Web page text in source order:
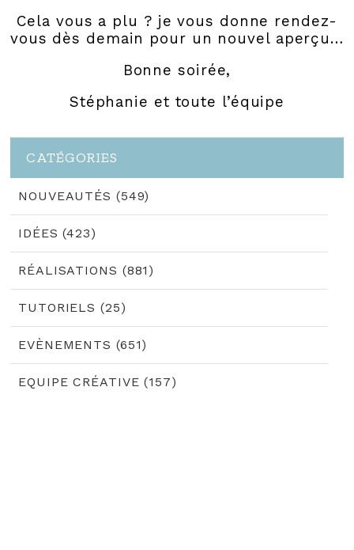
Cela vous a plu ? je vous donne rendez-
vous dès demain pour un nouvel aperçu…
Bonne soirée,
Stéphanie et toute l’équipe
CATÉGORIES
NOUVEAUTÉS (549)
IDÉES (423)
RÉALISATIONS (881)
TUTORIELS (25)
EVÈNEMENTS (651)
EQUIPE CRÉATIVE (157)